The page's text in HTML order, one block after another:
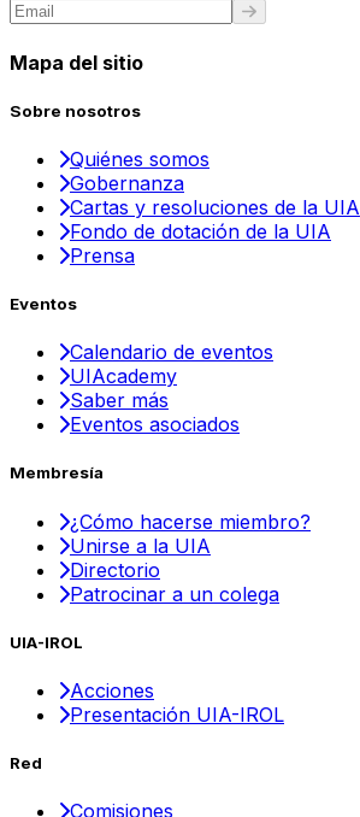
Mapa del sitio
Sobre nosotros
Quiénes somos
Gobernanza
Cartas y resoluciones de la UIA
Fondo de dotación de la UIA
Prensa
Eventos
Calendario de eventos
UIAcademy
Saber más
Eventos asociados
Membresía
¿Cómo hacerse miembro?
Unirse a la UIA
Directorio
Patrocinar a un colega
UIA-IROL
Acciones
Presentación UIA-IROL
Red
Comisiones